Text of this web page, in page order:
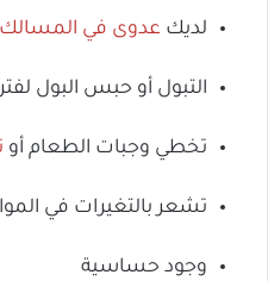
لديك عدوى في المسالك
التبول أو حبس البول
تخطي وجبات الطعام أو
تشعر بالتغيرات في
وجود حساسية